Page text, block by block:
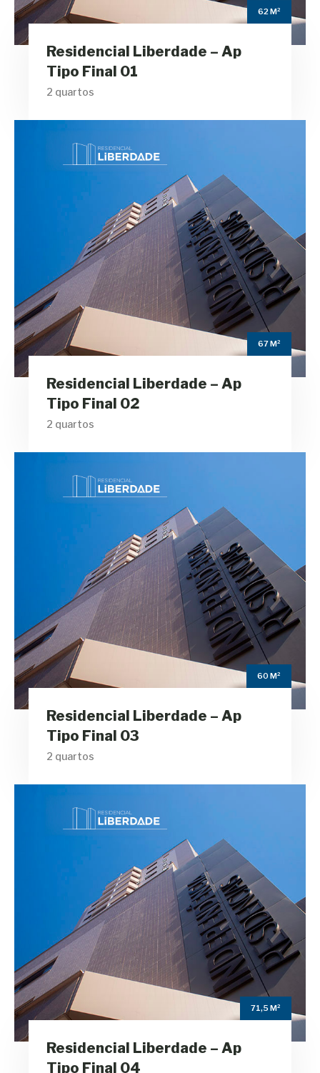
Residencial Liberdade – Ap
Tipo Final 01
62 M²
2 quartos
Quartos
Banheiros
Residencial Liberdade – Ap
Tipo Final 02
67 M²
2 quartos
Residencial
Liberdade – Ap Tipo
Final 02
67
m²
Área Privativa
2
Quartos
Banheiros
Residencial Liberdade – Ap
Tipo Final 03
60 M²
2 quartos
Residencial
Liberdade – Ap Tipo
Final 03
60
m²
Área Privativa
2
Quartos
Banheiros
Residencial Liberdade – Ap
Tipo Final 04
71,5 M²
Residencial
Liberdade – Ap Tipo
Final 04
71,5
m²
Área Privativa
2
Quartos sendo 1 Suíte
Banheiros